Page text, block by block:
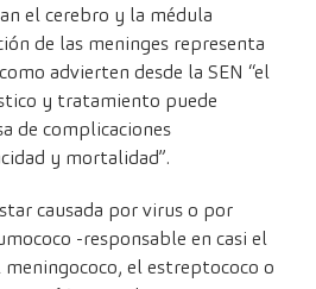
el cerebro y la médula
de las meninges representa
advierten desde la SEN “el
y tratamiento puede
de complicaciones
y mortalidad”.
causada por virus o por
-responsable en casi el
meningococo, el estreptococo o